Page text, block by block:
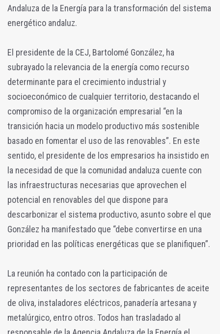
Andaluza de la Energía para la transformación del sistema
energético andaluz.
El presidente de la CEJ, Bartolomé González, ha
subrayado la relevancia de la energía como recurso
determinante para el crecimiento industrial y
socioeconómico de cualquier territorio, destacando el
compromiso de la organización empresarial “en la
transición hacia un modelo productivo más sostenible
basado en fomentar el uso de las renovables”. En este
sentido, el presidente de los empresarios ha insistido en
la necesidad de que la comunidad andaluza cuente con
las infraestructuras necesarias que aprovechen el
potencial en renovables del que dispone para
descarbonizar el sistema productivo, asunto sobre el que
González ha manifestado que “debe convertirse en una
prioridad en las políticas energéticas que se planifiquen”.
La reunión ha contado con la participación de
representantes de los sectores de fabricantes de aceite
de oliva, instaladores eléctricos, panadería artesana y
metalúrgico, entro otros. Todos han trasladado al